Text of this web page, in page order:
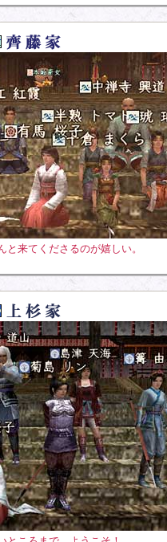
来てくださるのが嬉しい。